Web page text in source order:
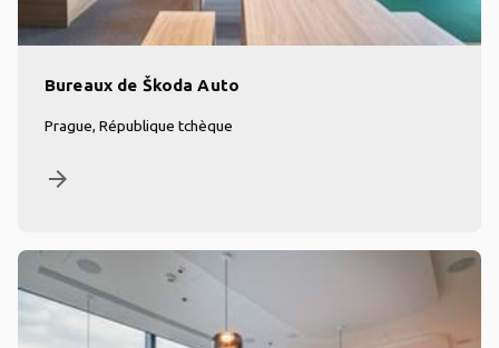
Bureaux de Škoda Auto
Prague, République tchèque
arrow_forward